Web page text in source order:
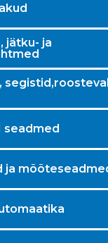
jätku- ja
seadmed
ja